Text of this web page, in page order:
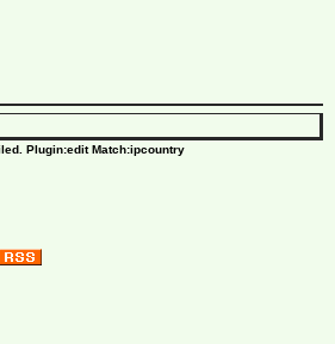
Plugin:edit Match:ipcountry